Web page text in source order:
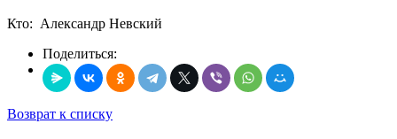
Кто: Александр Невский
Поделиться:
Возврат к списку